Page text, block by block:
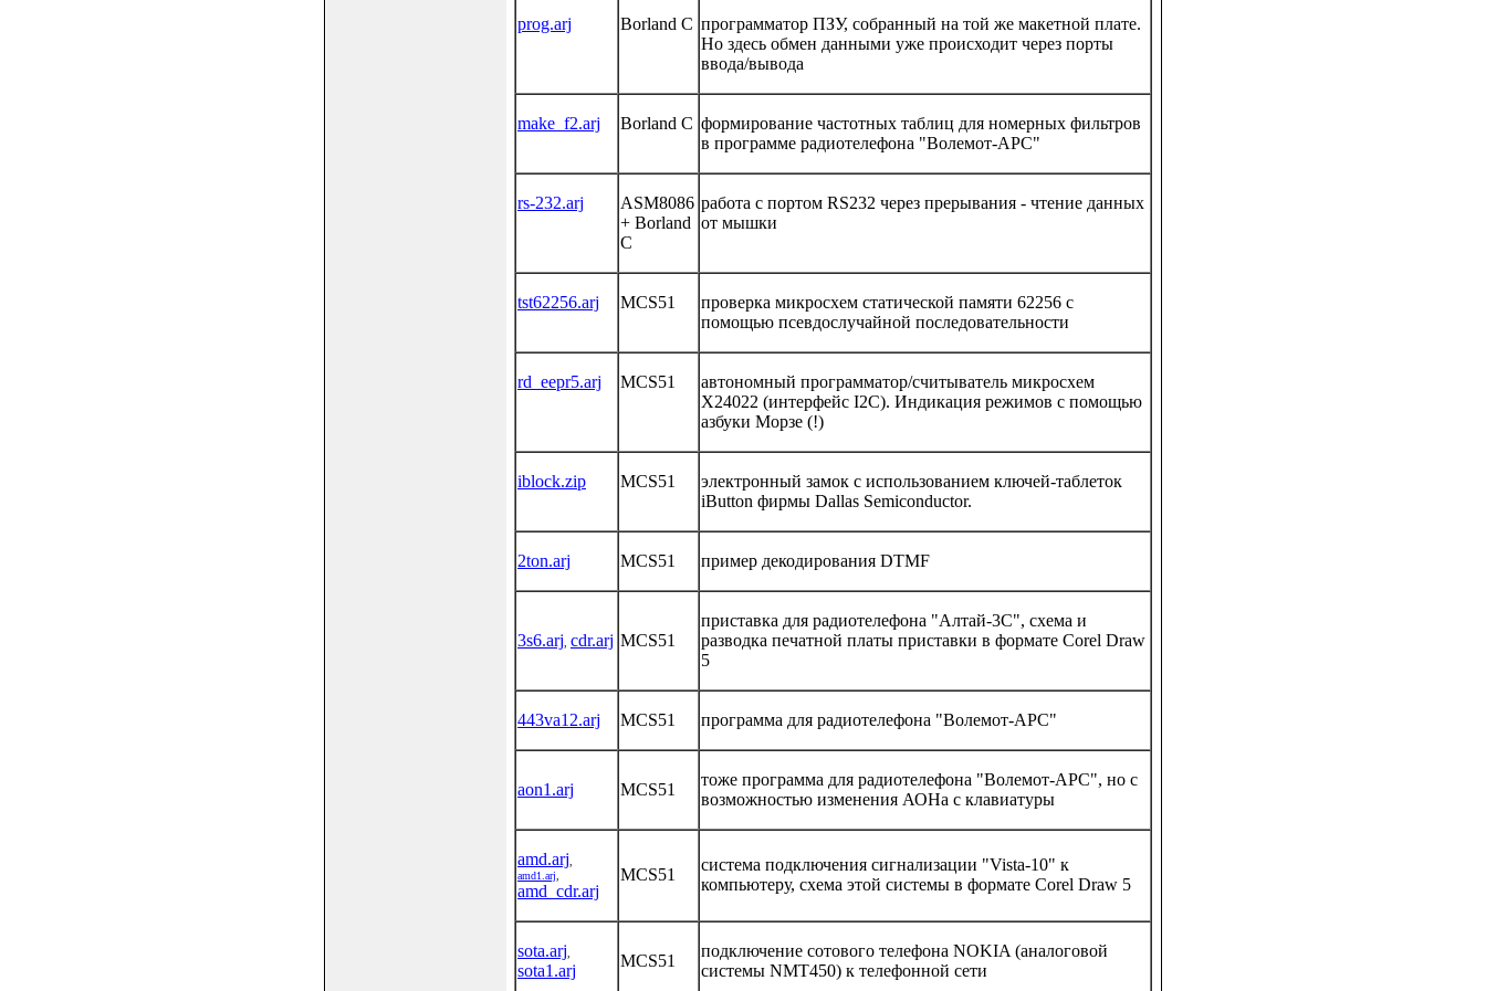
prog.arj Borland C программатор ПЗУ, собранный на той же макетной плате.
Но здесь обмен данными уже происходит через порты
ввода/вывода
make_f2.arj Borland C формирование частотных таблиц для номерных фильтров
в программе радиотелефона "Волемот-АРС"
rs-232.arj
ASM8086
+ Borland
C
работа с портом RS232 через прерывания - чтение данных
от мышки
tst62256.arj MCS51
проверка микросхем статической памяти 62256 с
помощью псевдослучайной последовательности
rd_eepr5.arj MCS51
автономный программатор/считыватель микросхем
X24022 (интерфейс I2C). Индикация режимов с помощью
азбуки Морзе (!)
iblock.zip MCS51
электронный замок с использованием ключей-таблеток
iButton фирмы Dallas Semiconductor.
2ton.arj MCS51 пример декодирования DTMF
3s6.arj cdr.arj MCS51
приставка для радиотелефона "Алтай-3С", схема и
разводка печатной платы приставки в формате Corel Draw
5
443va12.arj MCS51 программа для радиотелефона "Волемот-АРС"
aon1.arj MCS51
тоже программа для радиотелефона "Волемот-АРС", но с
возможностью изменения АОНа с клавиатуры
amd.arj
amd1.arj
amd_cdr.arj
MCS51
система подключения сигнализации "Vista-10" к
компьютеру, схема этой системы в формате Corel Draw 5
sota.arj
sota1.arj
MCS51
подключение сотового телефона NOKIA (аналоговой
системы NMT450) к телефонной сети